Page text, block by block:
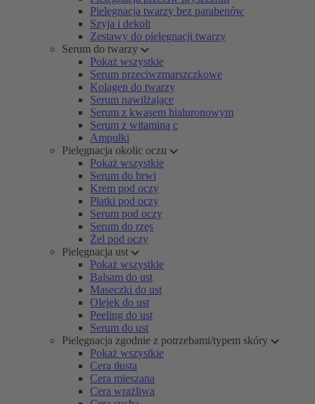
Pielęgnacja twarzy bez parabenów
Szyja i dekolt
Zestawy do pielęgnacji twarzy
Serum do twarzy
Pokaż wszystkie
Serum przeciwzmarszczkowe
Kolagen do twarzy
Serum nawilżające
Serum z kwasem hialuronowym
Serum z witaminą c
Ampułki
Pielęgnacja okolic oczu
Pokaż wszystkie
Serum do brwi
Krem pod oczy
Płatki pod oczy
Serum pod oczy
Serum do rzęs
Żel pod oczy
Pielęgnacja ust
Pokaż wszystkie
Balsam do ust
Maseczki do ust
Olejek do ust
Peeling do ust
Serum do ust
Pielęgnacja zgodnie z potrzebami/typem skóry
Pokaż wszystkie
Cera tłusta
Cera mieszana
Cera wrażliwa